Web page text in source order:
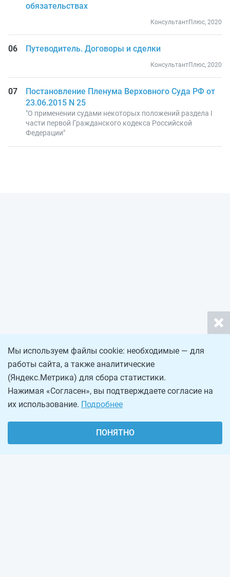
обязательствах
КонсультантПлюс, 2020
Путеводитель. Договоры и сделки
КонсультантПлюс, 2020
Постановление Пленума Верховного Суда РФ от
23.06.2015 N 25
"О применении судами некоторых положений раздела I
части первой Гражданского кодекса Российской
Федерации"
Мы используем файлы cookie: необходимые — для
работы сайта, а также аналитические
(Яндекс.Метрика) для сбора статистики.
Нажимая «Согласен», вы подтверждаете согласие на
их использование. Подробнее
ПОНЯТНО